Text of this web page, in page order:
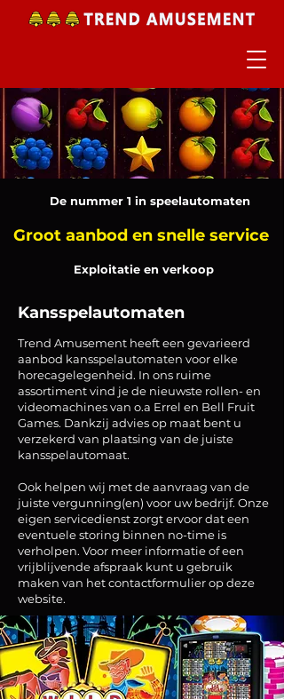
Kansspelautomaten
De nummer 1 in speelautomaten
Groot aanbod en snelle service
Exploitatie en verkoop
Trend Amusement heeft een gevarieerd
aanbod kansspelautomaten voor elke
horecagelegenheid. In ons ruime
assortiment vind je de nieuwste rollen- en
videomachines van o.a Errel en Bell Fruit
Games. Dankzij advies op maat bent u
verzekerd van plaatsing van de juiste
kansspelautomaat.
Ook helpen wij met de aanvraag van de
juiste vergunning(en) voor uw bedrijf. Onze
eigen servicedienst zorgt ervoor dat een
eventuele storing binnen no-time is
verholpen. Voor meer informatie of een
vrijblijvende afspraak kunt u gebruik
maken van het contactformulier op deze
website.